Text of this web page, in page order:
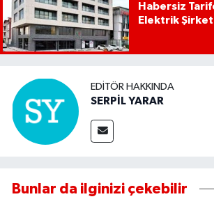
Habersiz
Elektrik
EDITÖR HAKKINDA
SERPİL YARAR
Bunlar da ilginizi çekebilir